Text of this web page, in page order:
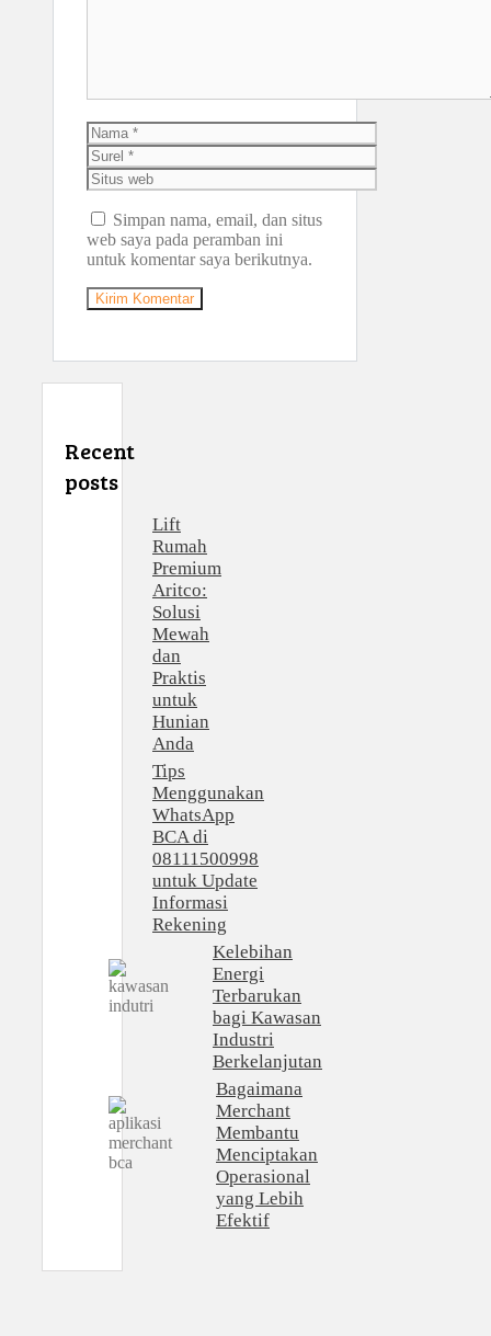
Nama
Surel
Situs
web
Simpan nama, email, dan situs
web saya pada peramban ini
untuk komentar saya berikutnya.
Recent
posts
Lift
Rumah
Premium
Aritco:
Solusi
Mewah
dan
Praktis
untuk
Hunian
Anda
Tips
Menggunakan
WhatsApp
BCA di
08111500998
untuk Update
Informasi
Rekening
Kelebihan
Energi
Terbarukan
bagi Kawasan
Industri
Berkelanjutan
Bagaimana
Merchant
Membantu
Menciptakan
Operasional
yang Lebih
Efektif